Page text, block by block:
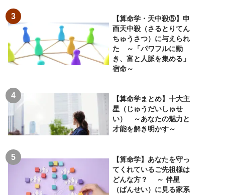
【算命学・天中殺⑤】申
酉天中殺（さるとりてん
ちゅうさつ）に与えられ
た ～「パワフルに動
き、富と人脈を集める」
宿命～
【算命学まとめ】十大主
星（じゅうだいしゅせ
い） ～あなたの魅力と
才能を解き明かす～
【算命学】あなたを守っ
てくれているご先祖様は
どんな方？ ～ 伴星
（ばんせい）に見る家系